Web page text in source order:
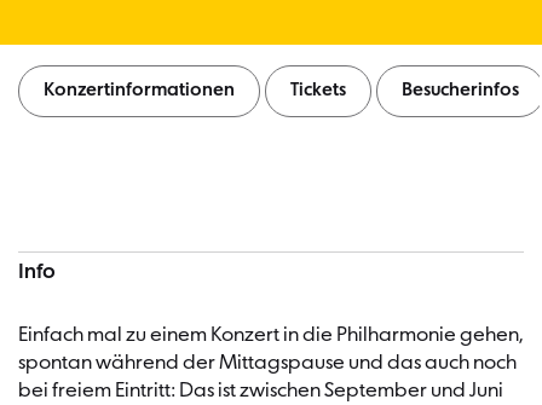
Konzertinformationen Tickets Besucherinfos
Info
Einfach mal zu einem Konzert in die Philharmonie gehen,
spontan während der Mittagspause und das auch noch
bei freiem Eintritt: Das ist zwischen September und Juni